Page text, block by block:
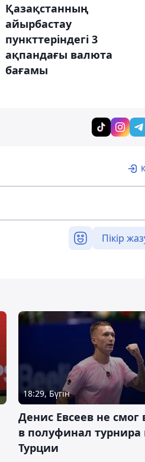
Қазақстанның
айырбастау
пункттеріндегі 3
ақпандағы валюта
бағамы
Пікір
18:29, Бүгін
Денис Евсеев не
в полуфинал турнира
Турции